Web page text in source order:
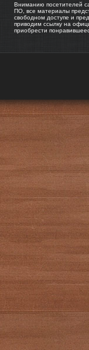
Вниманию посетителей
ПО, все материалы
свободном доступе и
приводим ссылку на
приобрести